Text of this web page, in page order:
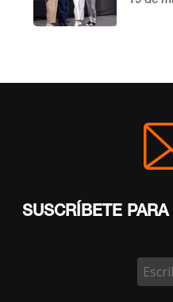
SUSCRÍBETE